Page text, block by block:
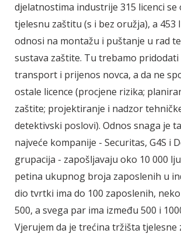
djelatnostima industrije 315 licenci se
tjelesnu zaštitu (s i bez oružja), a 453
odnosi na montažu i puštanje u rad
sustava zaštite. Tu trebamo pridodati
transport i prijenos novca, a da ne
ostale licence (procjene rizika;
zaštite; projektiranje i nadzor
detektivski poslovi). Odnos snaga je
najveće kompanije - Securitas, G4S i
grupacija - zapošljavaju oko 10 000
petina ukupnog broja zaposlenih u
dio tvrtki ima do 100 zaposlenih,
500, a svega par ima između 500 i
Vjerujem da je trećina tržišta tjelesne